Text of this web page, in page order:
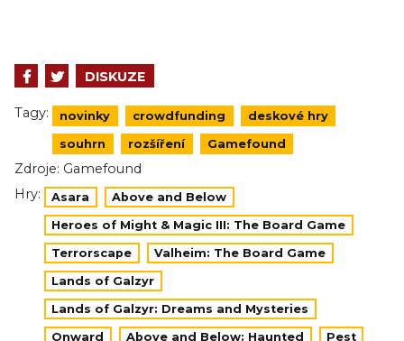
DISKUZE
Tagy: novinky crowdfunding deskové hry
souhrn rozšíření Gamefound
Zdroje: Gamefound
Hry:
Asara Above and Below
Heroes of Might & Magic III: The Board Game
Terrorscape Valheim: The Board Game
Lands of Galzyr
Lands of Galzyr: Dreams and Mysteries
Onward Above and Below: Haunted Pest